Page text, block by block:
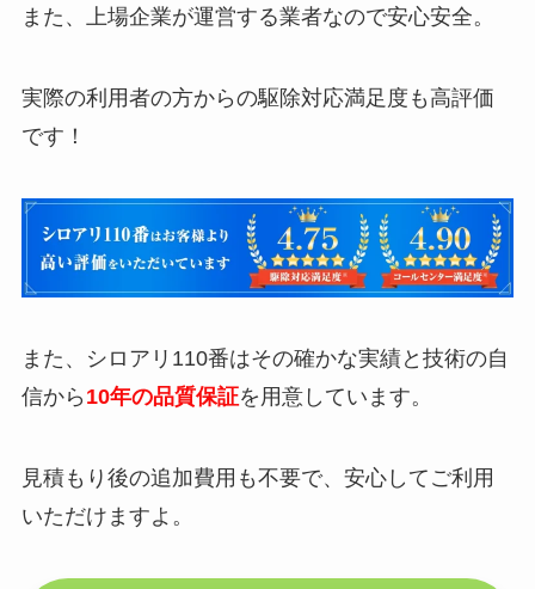
また、上場企業が運営する業者なので安心安全。
実際の利用者の方からの駆除対応満足度も高評価
です！
また、シロアリ110番はその確かな実績と技術の自
信から 10年の品質保証を用意しています。
見積もり後の追加費用も不要で、安心してご利用
いただけますよ。